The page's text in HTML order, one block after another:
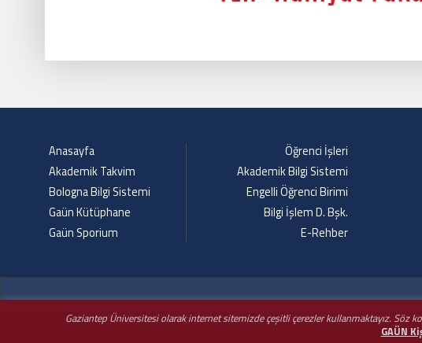
Gaziantep Üniversitesi olarak internet sitemizde çeşitli çerezler kullanmaktayız. Söz
GAÜN
Anasayfa
Akademik Takvim
Bologna Bilgi Sistemi
Gaün Kütüphane
Gaün Sporium
Öğrenci İşleri
Akademik Bilgi Sistemi
Engelli Öğrenci Birimi
Bilgi İşlem D. Bşk.
E-Rehber